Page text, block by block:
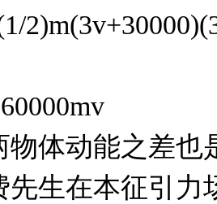
物体动能之差也
先生在本征引力